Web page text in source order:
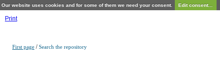
Our website uses cookies and for some of them we need your consent. Edit consent...
Print
First page /Search the repository